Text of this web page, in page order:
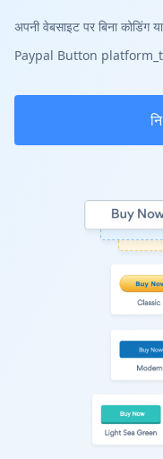
अपनी वेबसाइट पर बिना
Paypal Button